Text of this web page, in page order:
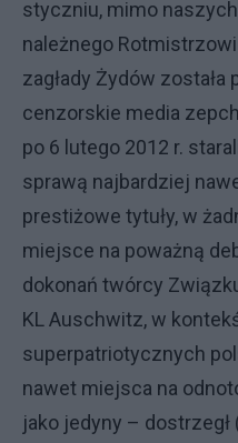
styczniu, mimo
należnego
zagłady Żydów
cenzorskie media
po 6 lutego 2012 r.
sprawą najbardziej
prestiżowe tytuły, w
miejsce na poważną
dokonań twórcy
KL Auschwitz, w
superpatriotycznych
nawet miejsca na
jako jedyny –